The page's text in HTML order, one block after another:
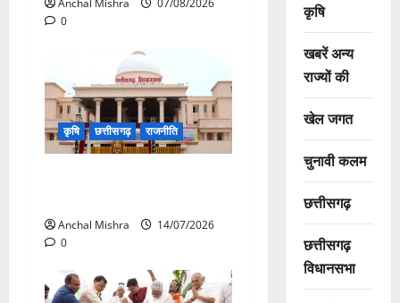
0
कृषि छत्तीसगढ़ राजनीति
Anchal Mishra
14/07/2026
0
कृषि
खबरें अन्य
राज्यों की
खेल जगत
चुनावी कलम
छत्तीसगढ़
छत्तीसगढ़
विधानसभा